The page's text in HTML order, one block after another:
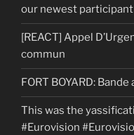
our newest
[REACT] Appel
commun
FORT BOYARD:
This was the
#Eurovision